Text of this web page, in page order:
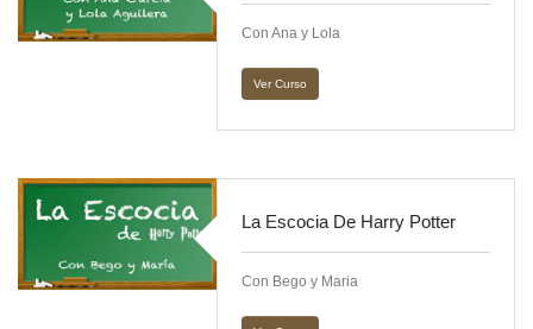
Con Ana y Lola
Ver Curso
La Escocia De Harry Potter
Con Bego y Maria